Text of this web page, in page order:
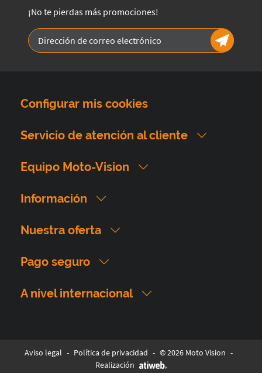
¡No te pierdas más promociones!
Configurar mis cookies
Servicio de atención al cliente
Equipo Moto-Vision
Información
Nuestra oferta
Pago seguro
A nivel internacional
Aviso legal - Política de privacidad - © 2026 Moto Vision -
Realización